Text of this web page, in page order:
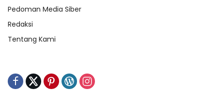
Pedoman Media Siber
Redaksi
Tentang Kami